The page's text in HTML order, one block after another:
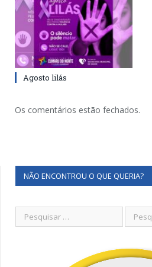
Agosto lilás
Os comentários estão fechados.
NÃO ENCONTROU O QUE QUERIA?